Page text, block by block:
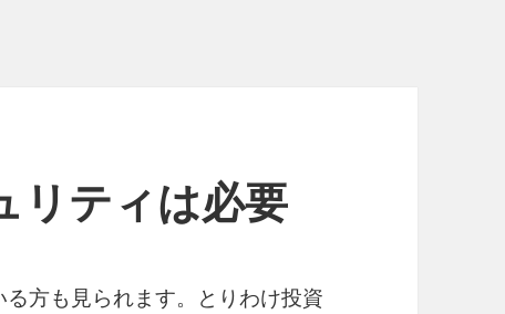
リティは必要
方も見られます。とりわけ投資